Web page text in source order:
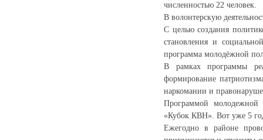
численностью 22 человек.
В волонтерскую
С целью создания
становления и
программа молодёжной
В рамках программы
формирование
наркомании и
Программой молодежной
«Кубок КВН». Вот уже 5
Ежегодно в районе